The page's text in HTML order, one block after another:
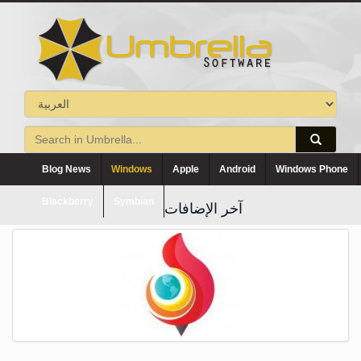
Blog News Windows Apple Android Windows Phone
آخر الإضافات